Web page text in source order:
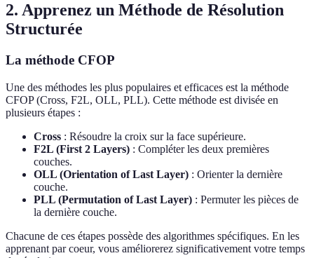
2. Apprenez un Méthode de Résolution
Structurée
La méthode CFOP
Une des méthodes les plus populaires et efficaces est la méthode
CFOP (Cross, F2L, OLL, PLL). Cette méthode est divisée en
plusieurs étapes :
Cross : Résoudre la croix sur la face supérieure.
F2L (First 2 Layers) : Compléter les deux premières
couches.
OLL (Orientation of Last Layer) : Orienter la dernière
couche.
PLL (Permutation of Last Layer) : Permuter les pièces de
la dernière couche.
Chacune de ces étapes possède des algorithmes spécifiques. En les
apprenant par coeur, vous améliorerez significativement votre temps